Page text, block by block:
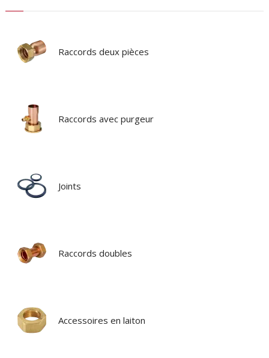
Raccords deux pièces
Raccords avec purgeur
Joints
Raccords doubles
Accessoires en laiton